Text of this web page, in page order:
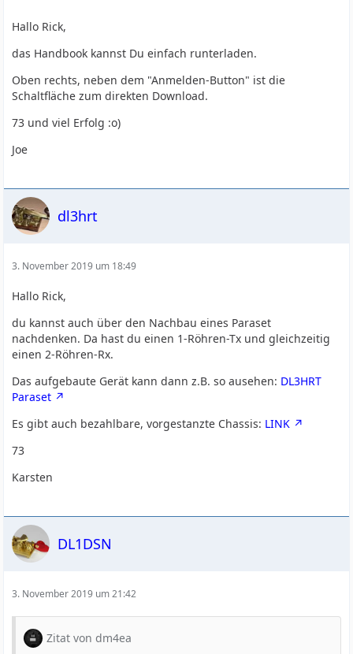
Hallo Rick,
das Handbook kannst Du einfach runterladen.
Oben rechts, neben dem "Anmelden-Button" ist die
Schaltfläche zum direkten Download.
73 und viel Erfolg :o)
Joe
dl3hrt
3. November 2019 um 18:49
Hallo Rick,
du kannst auch über den Nachbau eines Paraset
nachdenken. Da hast du einen 1-Röhren-Tx und gleichzeitig
einen 2-Röhren-Rx.
Das aufgebaute Gerät kann dann z.B. so ausehen: DL3HRT
Paraset
Es gibt auch bezahlbare, vorgestanzte Chassis: LINK
73
Karsten
DL1DSN
3. November 2019 um 21:42
Zitat von dm4ea